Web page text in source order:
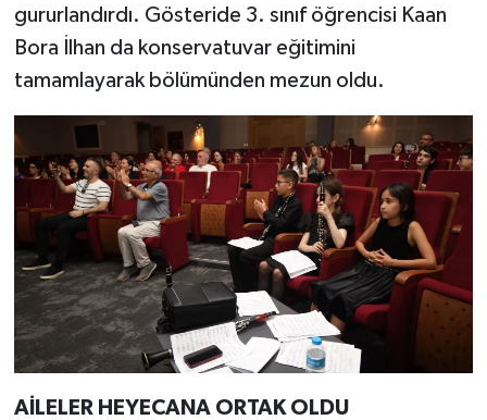
gururlandırdı. Gösteride 3. sınıf öğrencisi Kaan
Bora İlhan da konservatuvar eğitimini
tamamlayarak bölümünden mezun oldu.
AİLELER HEYECANA ORTAK OLDU